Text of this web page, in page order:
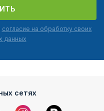
согласие на обработку своих
данных
сетях